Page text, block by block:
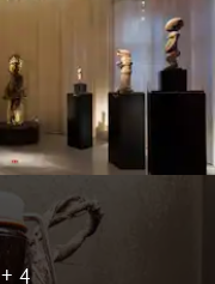
+ 4